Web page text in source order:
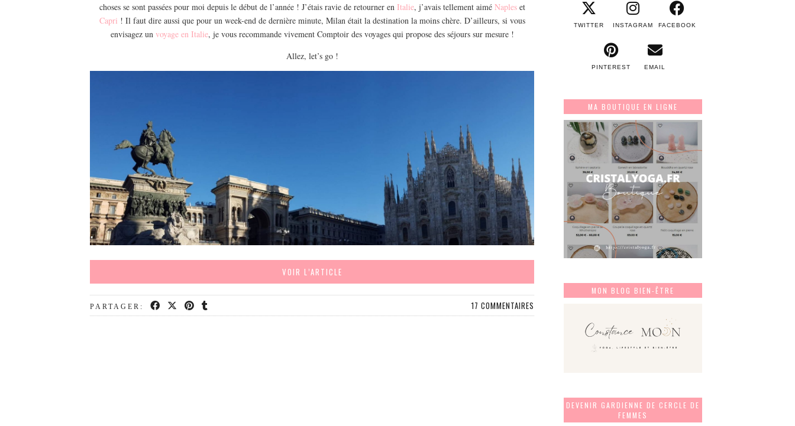
choses se sont passées pour moi depuis le début de l’année ! J’étais ravie de retourner en Italie, j’avais tellement aimé Napleset
Capri ! Il faut dire aussi que pour un week-end de dernière minute, Milan était la destination la moins chère. D’ailleurs, si vous
envisagez un voyage en Italie, je vous recommande vivement Comptoir des voyages qui propose des séjours sur mesure !
Allez, let’s go !
VOIR L’ARTICLE
PARTAGER: 17 COMMENTAIRES
TWITTER INSTAGRAM FACEBOOK
PINTEREST EMAIL
MA BOUTIQUE EN LIGNE
MON BLOG BIEN-ÊTRE
DEVENIR GARDIENNE DE CERCLE DE
FEMMES